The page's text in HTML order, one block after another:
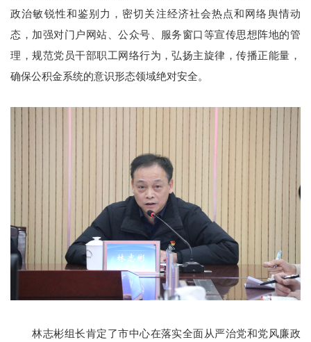
政治敏锐性和鉴别力，密切关注经济社会热点和网络舆情动
态，加强对门户网站、公众号、服务窗口等宣传思想阵地的管
理，规范党员干部职工网络行为，弘扬主旋律，传播正能量，
确保公积金系统的意识形态领域绝对安全。
林志彬组长肯定了市中心在落实全面从严治党和党风廉政